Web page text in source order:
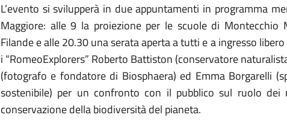
L’evento si svilupperà in due appuntamenti in programma
Maggiore: alle 9 la proiezione per le scuole di Montecchio
Filande e alle 20.30 una serata aperta a tutti e a ingresso
i “RomeoExplorers” Roberto Battiston (conservatore
(fotografo e fondatore di Biosphaera) ed Emma Borgarelli
sostenibile) per un confronto con il pubblico sul ruolo dei
conservazione della biodiversità del pianeta.